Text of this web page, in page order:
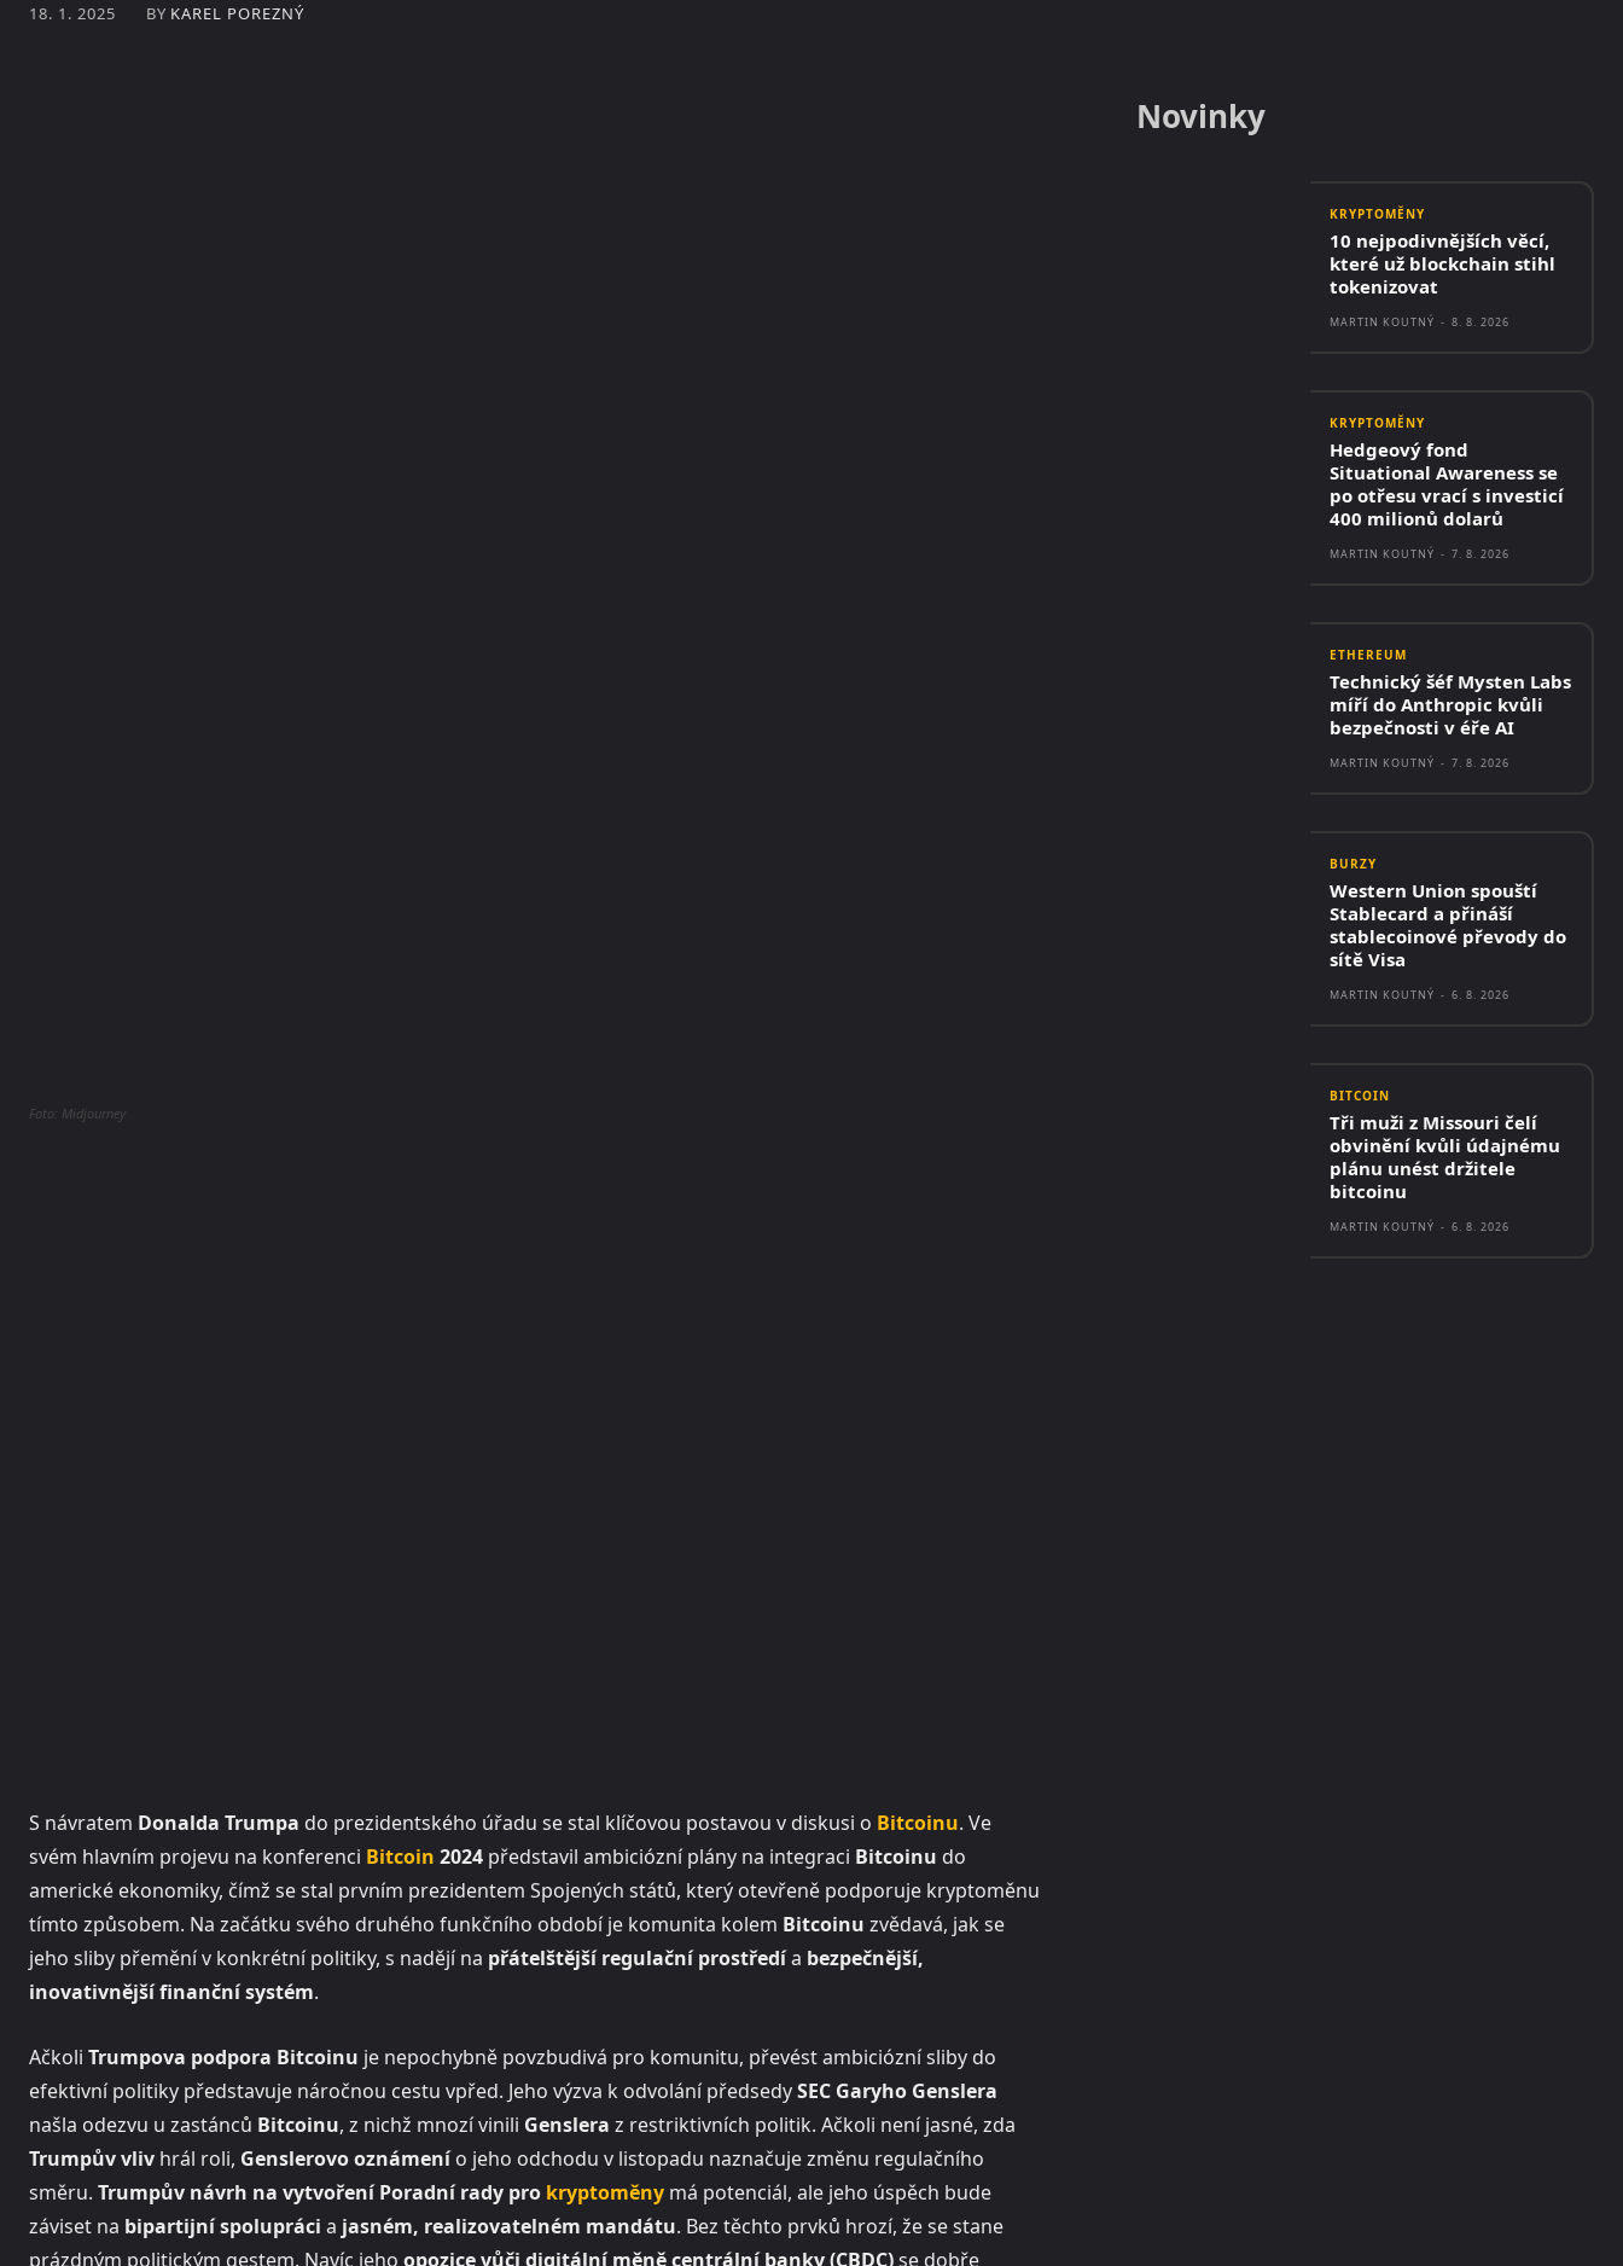
18. 1. 2025 BY KAREL POREZNÝ
Foto: Midjourney
S návratem Donalda Trumpa do prezidentského úřadu se stal klíčovou postavou v diskusi o Bitcoinu. Ve
svém hlavním projevu na konferenci Bitcoin 2024 představil ambiciózní plány na integraci Bitcoinu do
americké ekonomiky, čímž se stal prvním prezidentem Spojených států, který otevřeně podporuje kryptoměnu
tímto způsobem. Na začátku svého druhého funkčního období je komunita kolem Bitcoinu zvědavá, jak se
jeho sliby přemění v konkrétní politiky, s nadějí na přátelštější regulační prostředía bezpečnější,
inovativnější finanční systém.
Ačkoli Trumpova podpora Bitcoinu je nepochybně povzbudivá pro komunitu, převést ambiciózní sliby do
efektivní politiky představuje náročnou cestu vpřed. Jeho výzva k odvolání předsedySEC Garyho Genslera
našla odezvu u zastánců Bitcoinu, z nichž mnozí vinili Genslera z restriktivních politik. Ačkoli není jasné, zda
Trumpův vliv hrál roli, Genslerovo oznámenío jeho odchodu v listopadu naznačuje změnu regulačního
směru. Trumpův návrh na vytvoření Poradní rady pro kryptoměny má potenciál, ale jeho úspěch bude
záviset na bipartijní spolupráci a jasném, realizovatelném mandátu. Bez těchto prvků hrozí, že se stane
prázdným politickým gestem. Navíc jeho opozice vůči digitální měně centrální banky (CBDC)se dobře
Novinky
KRYPTOMĚNY
10 nejpodivnějších věcí,
které už blockchain stihl
tokenizovat
MARTIN KOUTNÝ - 8. 8. 2026
KRYPTOMĚNY
Hedgeový fond
Situational Awareness se
po otřesu vrací s investicí
400 milionů dolarů
MARTIN KOUTNÝ - 7. 8. 2026
ETHEREUM
Technický šéf Mysten Labs
míří do Anthropic kvůli
bezpečnosti v éře AI
MARTIN KOUTNÝ - 7. 8. 2026
BURZY
Western Union spouští
Stablecard a přináší
stablecoinové převody do
sítě Visa
MARTIN KOUTNÝ - 6. 8. 2026
BITCOIN
Tři muži z Missouri čelí
obvinění kvůli údajnému
plánu unést držitele
bitcoinu
MARTIN KOUTNÝ - 6. 8. 2026